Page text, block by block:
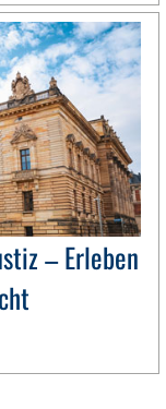
– Erleben